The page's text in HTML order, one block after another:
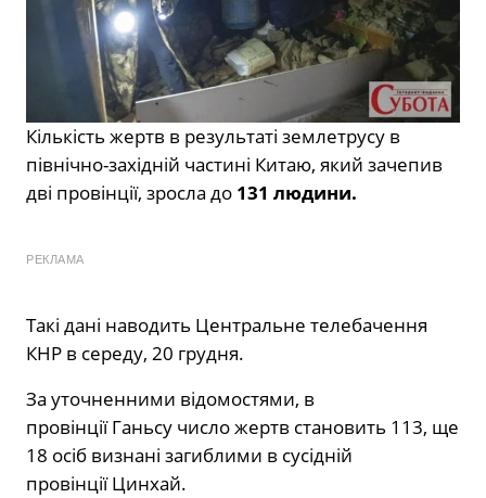
Кількість жертв в результаті землетрусу в
північно-західній частині Китаю, який зачепив
дві провінції, зросла до 131 людини.
РЕКЛАМА
Такі дані наводить Центральне телебачення
КНР в середу, 20 грудня.
За уточненними відомостями, в
провінції Ганьсу число жертв становить 113, ще
18 осіб визнані загиблими в сусідній
провінції Цинхай.